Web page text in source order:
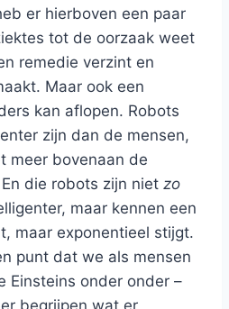
er hierboven een paar
tot de oorzaak weet
remedie verzint en
Maar ook een
kan aflopen. Robots
zijn dan de mensen,
meer bovenaan de
die robots zijn niet zo
maar kennen een
maar exponentieel stijgt.
punt dat we als mensen
Einsteins onder onder –